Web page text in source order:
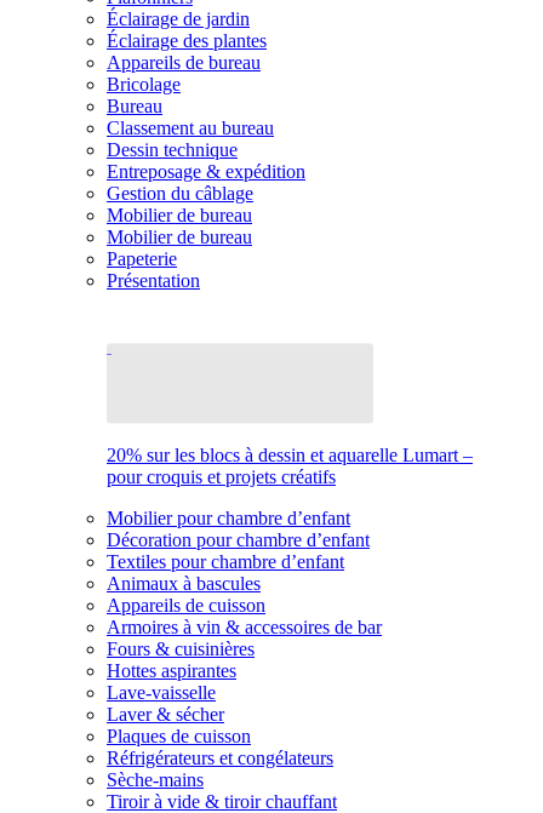
Éclairage de jardin
Éclairage des plantes
Appareils de bureau
Bricolage
Bureau
Classement au bureau
Dessin technique
Entreposage & expédition
Gestion du câblage
Mobilier de bureau
Mobilier de bureau
Papeterie
Présentation
20% sur les blocs à dessin et aquarelle Lumart –
pour croquis et projets créatifs
Mobilier pour chambre d’enfant
Décoration pour chambre d’enfant
Textiles pour chambre d’enfant
Animaux à bascules
Appareils de cuisson
Armoires à vin & accessoires de bar
Fours & cuisinières
Hottes aspirantes
Lave-vaisselle
Laver & sécher
Plaques de cuisson
Réfrigérateurs et congélateurs
Sèche-mains
Tiroir à vide & tiroir chauffant